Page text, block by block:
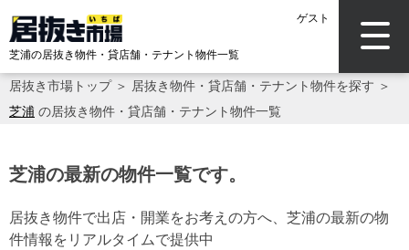
ゲスト
芝浦の居抜き物件・貸店舗・テナント物件一覧
居抜き市場トップ＞ 居抜き物件・貸店舗・テナント物件を探す ＞
芝浦 の居抜き物件・貸店舗・テナント物件一覧
芝浦の最新の物件一覧です。
居抜き物件で出店・開業をお考えの方へ、芝浦の最新の物
件情報をリアルタイムで提供中